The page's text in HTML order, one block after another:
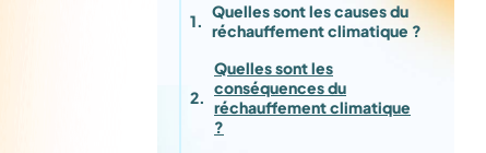
Quelles sont les causes du
réchauffement climatique ?
Quelles sont les
conséquences du
réchauffement climatique
?